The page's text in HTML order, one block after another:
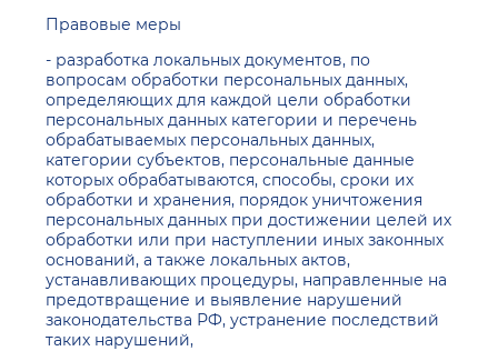
Правовые меры
- разработка локальных документов, по
вопросам обработки персональных данных,
определяющих для каждой цели обработки
персональных данных категории и перечень
обрабатываемых персональных данных,
категории субъектов, персональные данные
которых обрабатываются, способы, сроки их
обработки и хранения, порядок уничтожения
персональных данных при достижении целей их
обработки или при наступлении иных законных
оснований, а также локальных актов,
устанавливающих процедуры, направленные на
предотвращение и выявление нарушений
законодательства РФ, устранение последствий
таких нарушений,